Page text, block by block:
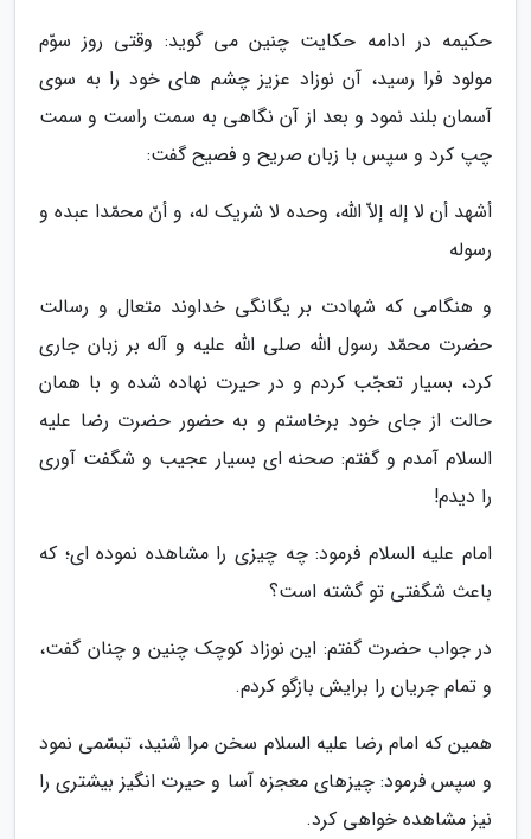
حکیمه در ادامه حکایت چنین می گوید: وقتی روز سوّم
مولود فرا رسید، آن نوزاد عزیز چشم های خود را به سوی
آسمان بلند نمود و بعد از آن نگاهی به سمت راست و سمت
چپ کرد و سپس با زبان صریح و فصیح گفت:
أشهد أن لا إله إلاّ اللّه، وحده لا شریک له، و أنّ محمّدا عبده و
رسوله
و هنگامی که شهادت بر یگانگی خداوند متعال و رسالت
حضرت محمّد رسول اللّه صلی الله علیه و آله بر زبان جاری
کرد، بسیار تعجّب کردم و در حیرت نهاده شده و با همان
حالت از جای خود برخاستم و به حضور حضرت رضا علیه
السلام آمدم و گفتم: صحنه ای بسیار عجیب و شگفت آوری
را دیدم!
امام علیه السلام فرمود: چه چیزی را مشاهده نموده ای؛ که
باعث شگفتی تو گشته است؟
در جواب حضرت گفتم: این نوزاد کوچک چنین و چنان گفت،
و تمام جریان را برایش بازگو کردم.
همین که امام رضا علیه السلام سخن مرا شنید، تبسّمی نمود
و سپس فرمود: چیزهای معجزه آسا و حیرت انگیز بیشتری را
نیز مشاهده خواهی کرد.